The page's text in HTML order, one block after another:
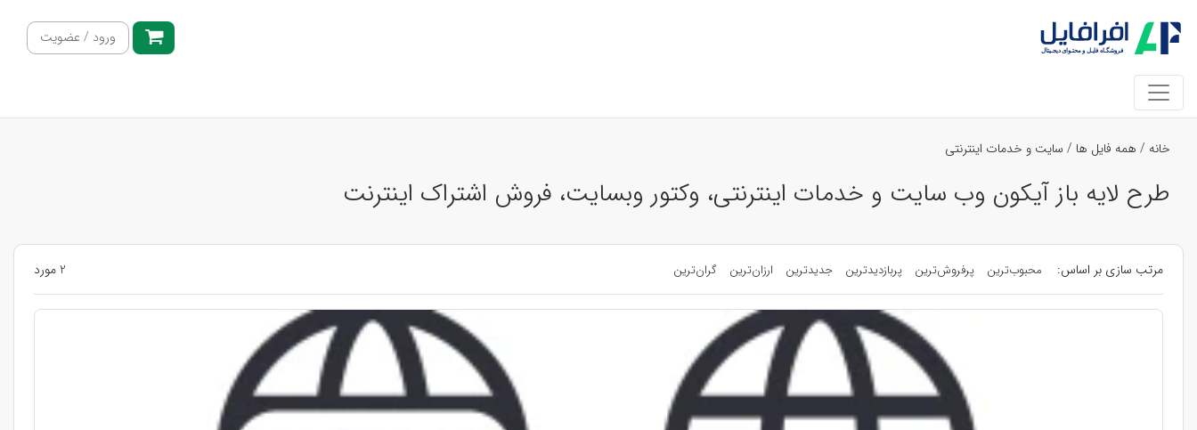
ورود / عضویت
خانه / همه فایل ها / سایت و خدمات اینترنتی
طرح لایه باز آیکون وب سایت و خدمات اینترنتی، وکتور وبسایت، فروش اشتراک اینترنت
مرتب سازی بر اساس: محبوب‌ترین پرفروش‌ترین پربازدیدترین جدیدترین ارزان‌ترین گران‌ترین 2 مورد